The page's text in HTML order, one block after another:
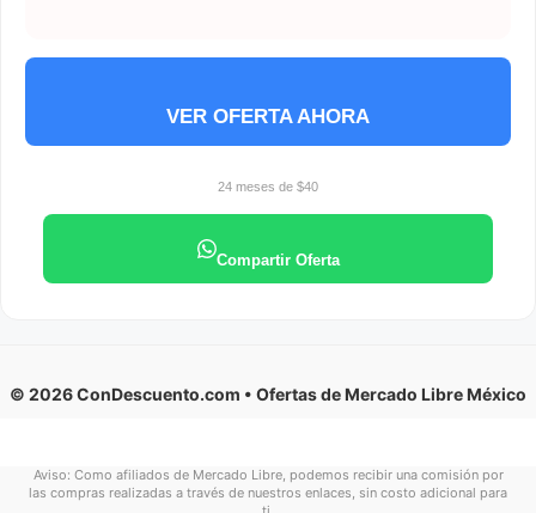
VER OFERTA AHORA
24 meses de $40
Compartir Oferta